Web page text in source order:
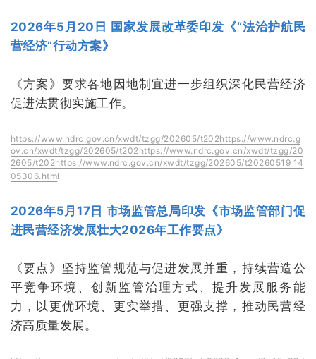
2026年5月20日 国家发展改革委印发《“法治护航民
营经济”行动方案》
《方案》要求各地因地制宜进一步组织深化民营经济
促进法贯彻实施工作。
https://www.ndrc.gov.cn/xwdt/tzgg/202605/t202https://www.ndrc.g
ov.cn/xwdt/tzgg/202605/t202https://www.ndrc.gov.cn/xwdt/tzgg/20
2605/t202https://www.ndrc.gov.cn/xwdt/tzgg/202605/t20260519_14
05306.html
2026年5月17日 市场监管总局印发《市场监管部门促
进民营经济发展壮大2026年工作要点》
《要点》坚持监管规范与促进发展并重，持续营造公
平竞争环境、创新监管治理方式、提升发展服务能
力，以更优环境、更实举措、更强支撑，推动民营经
济高质量发展。